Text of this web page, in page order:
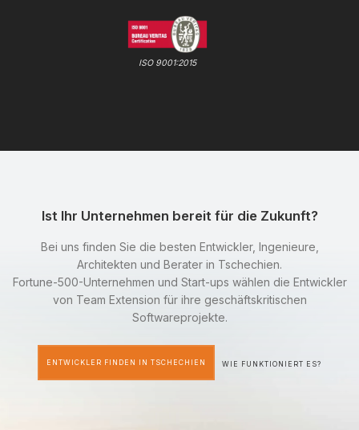
ISO 9001:2015
Ist Ihr Unternehmen bereit für die Zukunft?
Bei uns finden Sie die besten Entwickler, Ingenieure,
Architekten und Berater in Tschechien.
Fortune-500-Unternehmen und Start-ups wählen die Entwickler
von Team Extension für ihre geschäftskritischen
Softwareprojekte.
ENTWICKLER FINDEN IN TSCHECHIEN WIE FUNKTIONIERT ES?